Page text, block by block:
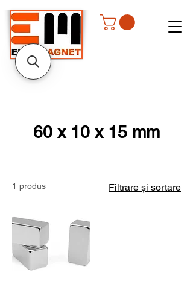
60 x 10 x 15 mm
1 produs Filtrare și sortare